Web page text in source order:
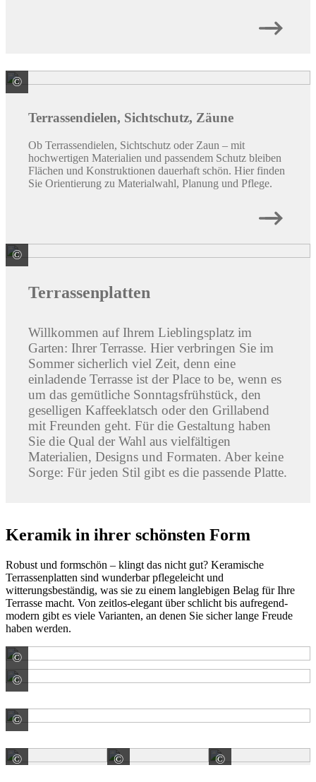
© Weltholz ZNL der Klöpferholz GmbH & Co. KG
Terrassendielen, Sichtschutz, Zäune
Ob Terrassendielen, Sichtschutz oder Zaun – mit
hochwertigen Materialien und passendem Schutz bleiben
Flächen und Konstruktionen dauerhaft schön. Hier finden
Sie Orientierung zu Materialwahl, Planung und Pflege.
© REDSUN GmbH & Co. KG
Terrassenplatten
Willkommen auf Ihrem Lieblingsplatz im
Garten: Ihrer Terrasse. Hier verbringen Sie im
Sommer sicherlich viel Zeit, denn eine
einladende Terrasse ist der Place to be, wenn es
um das gemütliche Sonntagsfrühstück, den
geselligen Kaffeeklatsch oder den Grillabend
mit Freunden geht. Für die Gestaltung haben
Sie die Qual der Wahl aus vielfältigen
Materialien, Designs und Formaten. Aber keine
Sorge: Für jeden Stil gibt es die passende Platte.
Keramik in ihrer schönsten Form
Robust und formschön – klingt das nicht gut? Keramische
Terrassenplatten sind wunderbar pflegeleicht und
witterungsbeständig, was sie zu einem langlebigen Belag für Ihre
Terrasse macht. Von zeitlos-elegant über schlicht bis aufregend-
modern gibt es viele Varianten, an denen Sie sicher lange Freude
haben werden.
© Klinker + Naturstein-Kontor Emsland GmbH & Co. KG
© REDSUN GmbH & Co. KG
© REDSUN GmbH & Co. KG
© REDSUN GmbH & Co. KG
© REDSUN GmbH & Co. KG
© REDSUN